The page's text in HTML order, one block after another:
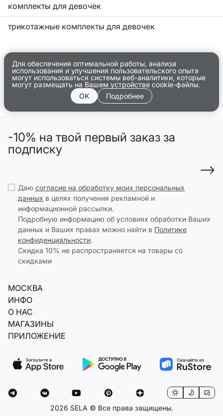
комплекты для девочек
трикотажные комплекты для девочек
Для обеспечения оптимальной работы, анализа
использования и улучшения пользовательского опыта
могут использоваться системы веб-аналитики, которые
могут размещать на Вашем устройстве cookie-файлы.
OK
Подробнее
-10% на твой первый заказ за
подписку
Даю согласие на обработку моих персональных
данных в целях получения рекламной и
информационной рассылки.
Подробную информацию об условиях обработки Ваших
данных и Ваших правах можно найти в Политике
конфиденциальности.
Скидка 10% не распространяется на товары со
скидками
МОСКВА
ИНФО
О НАС
МАГАЗИНЫ
ПРИЛОЖЕНИЕ
2026 SELA © Все права защищены.